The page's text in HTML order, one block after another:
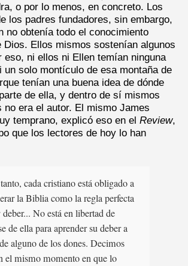
o por lo menos, en concreto. Los
los padres fundadores, sin embargo,
no obtenía todo el conocimiento
Dios. Ellos mismos sostenían algunos
eso, ni ellos ni Ellen temían ninguna
un solo montículo de esa montaña de
tenían una buena idea de dónde
de ella, y dentro de sí mismos
no era el autor. El mismo James
temprano, explicó eso en el Review,
que los lectores de hoy lo han
cada cristiano está obligado a
la Biblia como la regla perfecta
deber... No está en libertad de
de ella para aprender su deber a
alguno de los dones. Decimos
el mismo momento en que lo